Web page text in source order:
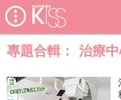
專題合輯： 治療